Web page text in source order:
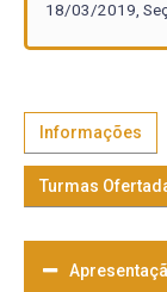
18/03/2019,
Informações
Turmas